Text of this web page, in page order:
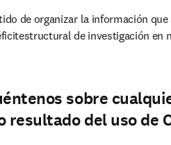
de organizar la información
de investigación en
sobre
resultado del uso de